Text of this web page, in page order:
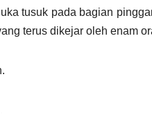
tusuk pada bagian
terus dikejar oleh enam